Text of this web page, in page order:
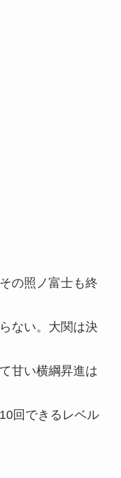
の照ノ富士も終
ない。大関は決
甘い横綱昇進は
回できるレベル